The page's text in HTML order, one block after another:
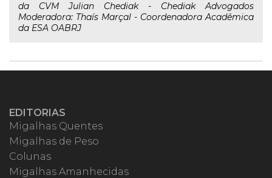
da CVM Julian Chediak - Chediak Advogados
Moderadora: Thaís Marçal - Coordenadora Acadêmica
da ESA OABRJ
EDITORIAS
Migalhas Quentes
Migalhas de Peso
Colunas
Migalhas Amanhecidas